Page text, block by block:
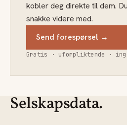
kobler deg direkte til dem.
snakke videre med.
Send forespørsel →
Gratis · uforpliktende ·
Selskapsdata.